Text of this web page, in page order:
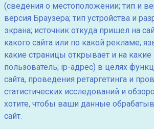
(сведения о местоположении; тип и
версия Браузера; тип устройства и
экрана; источник откуда пришел на
какого сайта или по какой рекламе;
какие страницы открывает и на
пользователь; ip-адрес) в целях
сайта, проведения ретаргетинга и
статистических исследований и
хотите, чтобы ваши данные
сайт.